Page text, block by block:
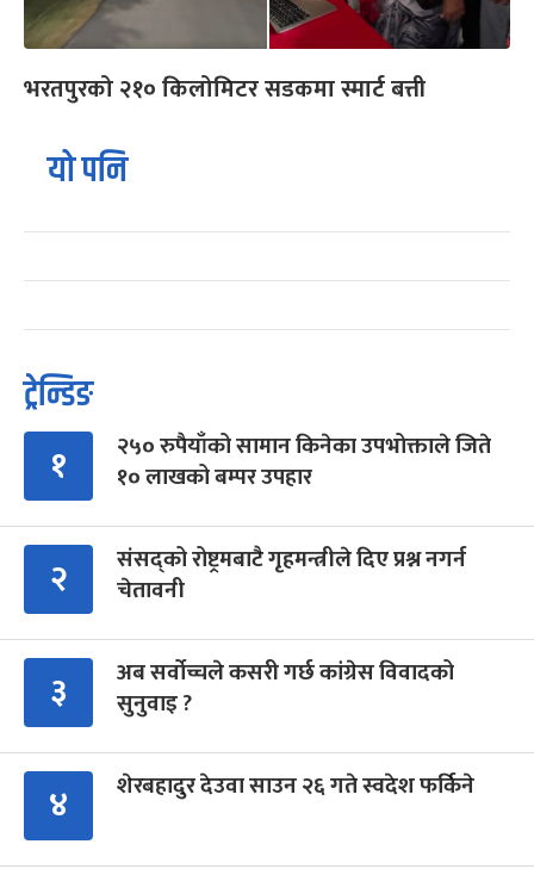
भरतपुरको २१० किलोमिटर सडकमा स्मार्ट बत्ती
यो पनि
ट्रेन्डिङ
१
२५० रुपैयाँको सामान किनेका उपभोक्ताले जिते
१० लाखको बम्पर उपहार
२
संसद्को रोष्ट्रमबाटै गृहमन्त्रीले दिए प्रश्न नगर्न
चेतावनी
३
अब सर्वोच्चले कसरी गर्छ कांग्रेस विवादको
सुनुवाइ ?
४ शेरबहादुर देउवा साउन २६ गते स्वदेश फर्किने